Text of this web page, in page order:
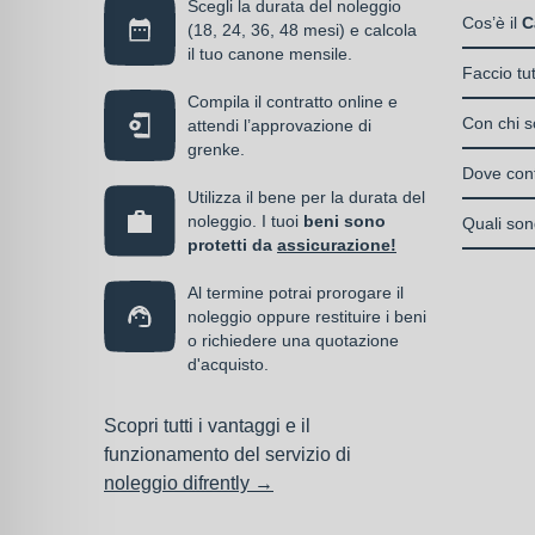
Scegli la durata del noleggio
(18, 24, 36, 48 mesi) e calcola
il tuo canone mensile.
Compila il contratto online e
attendi l’approvazione di
grenke.
Utilizza il bene per la durata del
noleggio. I tuoi beni sono
protetti da assicurazione!
Al termine potrai prorogare il
noleggio oppure restituire i beni
o richiedere una quotazione
d'acquisto.
Scopri tutti i vantaggi e il
funzionamento del servizio di
noleggio difrently →
alla
di un
Enti
I privati
Cos’è il
Il Care
Italia
Faccio
Si, puoi
Con chi
Il
Dove
Una
Quali